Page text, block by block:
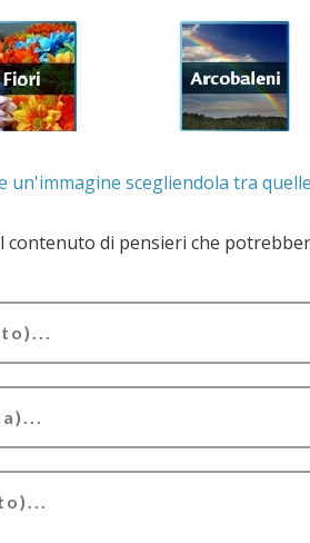
. Se lo desideri, puoi allegare
che potrebbero essere valutati offensivi e/